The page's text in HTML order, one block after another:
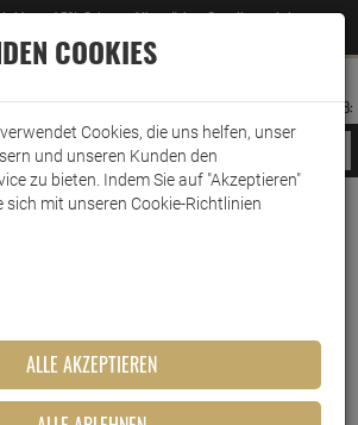
und 5% Rabatt auf Ihre nächste Bestellung erhalten
–Zum Newsletter
ANMELDEN
AUFKLAPPEN
MERKZETTEL
WARENKORB:
www.wark24.de Haushaltsreiniger
Grundreinigung
Glaskeramik
COOKIES
Cookies, die uns helfen, unser
und unseren Kunden den
zu bieten. Indem Sie auf "Akzeptieren"
sich mit unseren Cookie-Richtlinien
ALLE AKZEPTIEREN